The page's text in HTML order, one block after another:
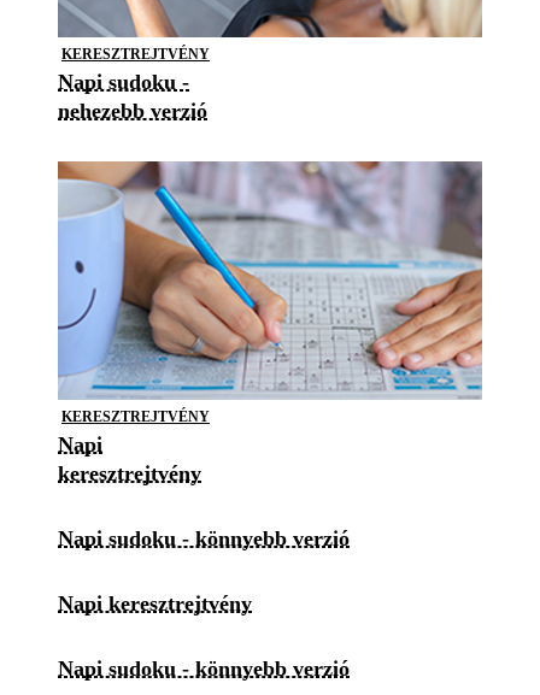
KERESZTREJTVÉNY
Napi sudoku -
nehezebb verzió
KERESZTREJTVÉNY
Napi
keresztrejtvény
Napi sudoku - könnyebb verzió
Napi keresztrejtvény
Napi sudoku - könnyebb verzió